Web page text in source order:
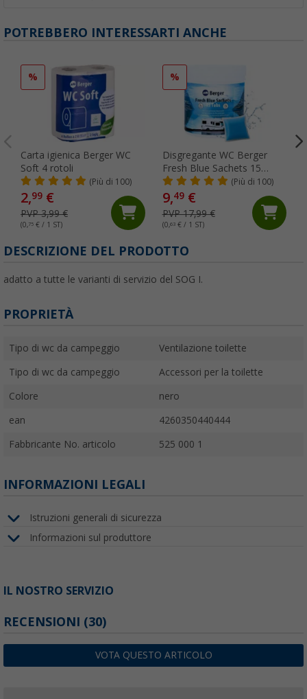
POTREBBERO INTERESSARTI ANCHE
%
Carta igienica Berger WC
Soft 4 rotoli
(Più di 100)
2,99 €
PVP 3,99 €
(0,75 € / 1 ST)
%
Disgregante WC Berger
Fresh Blue Sachets 15
capsule
(Più di 100)
9,49€
PVP 17,99 €
(0,63€ / 1 ST)
DESCRIZIONE DEL PRODOTTO
adatto a tutte le varianti di servizio del SOG I.
PROPRIETÀ
Tipo di wc da campeggio Ventilazione toilette
Tipo di wc da campeggio Accessori per la toilette
Colore nero
ean 4260350440444
Fabbricante No. articolo 525 000 1
INFORMAZIONI LEGALI
Istruzioni generali di sicurezza
Informazioni sul produttore
IL NOSTRO SERVIZIO
RECENSIONI (30)
VOTA QUESTO ARTICOLO